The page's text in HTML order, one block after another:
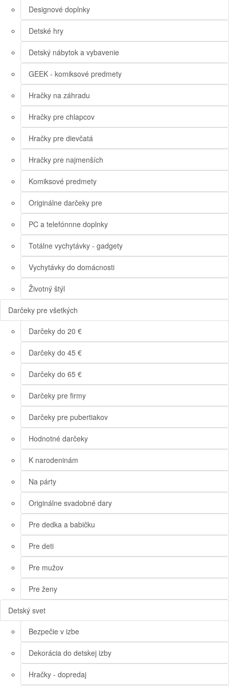
Designové doplnky
Detské hry
Detský nábytok a vybavenie
GEEK - komiksové predmety
Hračky na záhradu
Hračky pre chlapcov
Hračky pre dievčatá
Hračky pre najmenších
Komiksové predmety
Originálne darčeky pre
PC a telefónnne doplnky
Totálne vychytávky - gadgety
Vychytávky do domácnosti
Životný štýl
Darčeky pre všetkých
Darčeky do 20 €
Darčeky do 45 €
Darčeky do 65 €
Darčeky pre firmy
Darčeky pre pubertiakov
Hodnotné darčeky
K narodeninám
Na párty
Originálne svadobné dary
Pre dedka a babičku
Pre deti
Pre mužov
Pre ženy
Detský svet
Bezpečie v izbe
Dekorácia do detskej izby
Hračky - dopredaj